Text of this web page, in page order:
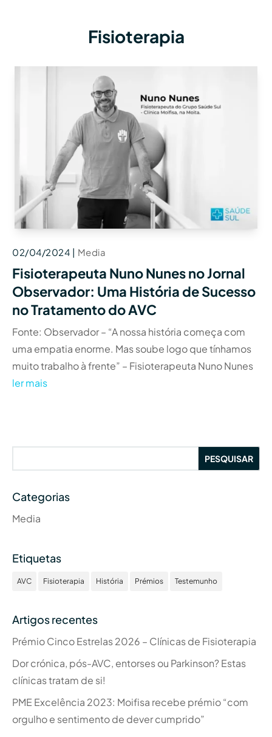
Fisioterapia
Fisioterapeuta Nuno Nunes no Jornal
Observador: Uma História de Sucesso
no Tratamento do AVC
02/04/2024 | Media
Fonte: Observador – “A nossa história começa com
uma empatia enorme. Mas soube logo que tínhamos
muito trabalho à frente” – Fisioterapeuta Nuno Nunes
ler mais
Categorias
Media
Etiquetas
AVC Fisioterapia História Prémios Testemunho
Artigos recentes
Prémio Cinco Estrelas 2026 – Clínicas de Fisioterapia
Dor crónica, pós-AVC, entorses ou Parkinson? Estas
clínicas tratam de si!
PME Excelência 2023: Moifisa recebe prémio “com
orgulho e sentimento de dever cumprido”